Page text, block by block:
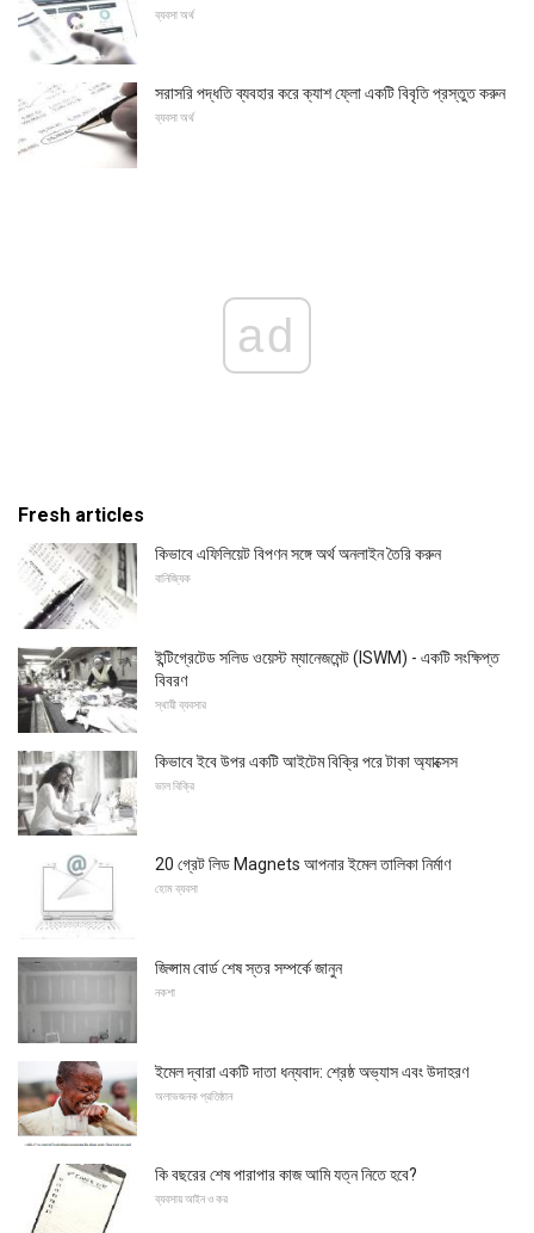
ব্যবসা অর্থ
সরাসরি পদ্ধতি ব্যবহার করে ক্যাশ ফ্লো একটি বিবৃতি প্রস্তুত করুন
ব্যবসা অর্থ
ad
Fresh articles
কিভাবে এফিলিয়েট বিপণন সঙ্গে অর্থ অনলাইন তৈরি করুন
বানিজ্যিক
ইন্টিগ্রেটেড সলিড ওয়েস্ট ম্যানেজমেন্ট (ISWM) - একটি সংক্ষিপ্ত
বিবরণ
স্থায়ী ব্যবসার
কিভাবে ইবে উপর একটি আইটেম বিক্রি পরে টাকা অ্যাক্সেস
ভাল বিক্রি
20 গ্রেট লিড Magnets আপনার ইমেল তালিকা নির্মাণ
হোম ব্যবসা
জিপ্সাম বোর্ড শেষ স্তর সম্পর্কে জানুন
নকশা
ইমেল দ্বারা একটি দাতা ধন্যবাদ: শ্রেষ্ঠ অভ্যাস এবং উদাহরণ
অলাভজনক প্রতিষ্ঠান
কি বছরের শেষ পারাপার কাজ আমি যত্ন নিতে হবে?
ব্যবসায় আইন ও কর